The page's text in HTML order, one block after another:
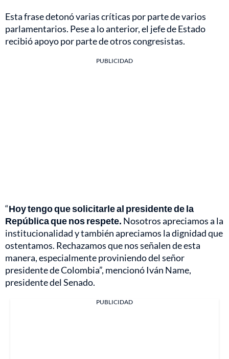
Esta frase detonó varias críticas por parte de varios
parlamentarios. Pese a lo anterior, el jefe de Estado
recibió apoyo por parte de otros congresistas.
PUBLICIDAD
“Hoy tengo que solicitarle al presidente de la
República que nos respete. Nosotros apreciamos a la
institucionalidad y también apreciamos la dignidad que
ostentamos. Rechazamos que nos señalen de esta
manera, especialmente proviniendo del señor
presidente de Colombia”, mencionó Iván Name,
presidente del Senado.
PUBLICIDAD